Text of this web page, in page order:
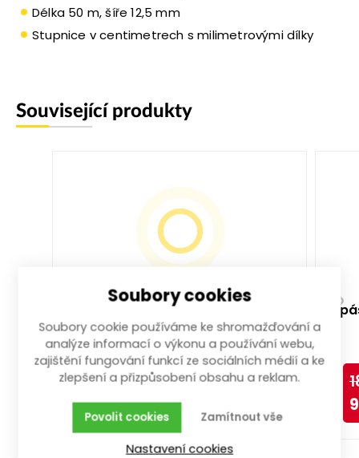
Délka 50 m, šíře 12,5 mm
Stupnice v centimetrech s milimetrovými dílky
Související produkty
pásmo ocelové 20 m x 12.5 mm
ocel; délka 20 m; šíře 12,5 mm
více než 100 ks
169,00Kč
84,50Kč
Koupit
Soubory cookies
Soubory cookie používáme ke shromažďování a
analýze informací o výkonu a používání webu,
zajištění fungování funkcí ze sociálních médií a ke
zlepšení a přizpůsobení obsahu a reklam.
Zamítnout vše
Povolit cookies
Nastavení cookies